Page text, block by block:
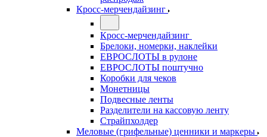
Кросс-мерчендайзинг
Кросс-мерчендайзинг
Брелоки, номерки, наклейки
ЕВРОСЛОТЫ в рулоне
ЕВРОСЛОТЫ поштучно
Коробки для чеков
Монетницы
Подвесные ленты
Разделители на кассовую ленту
Страйпхолдер
Меловые (грифельные) ценники и маркеры